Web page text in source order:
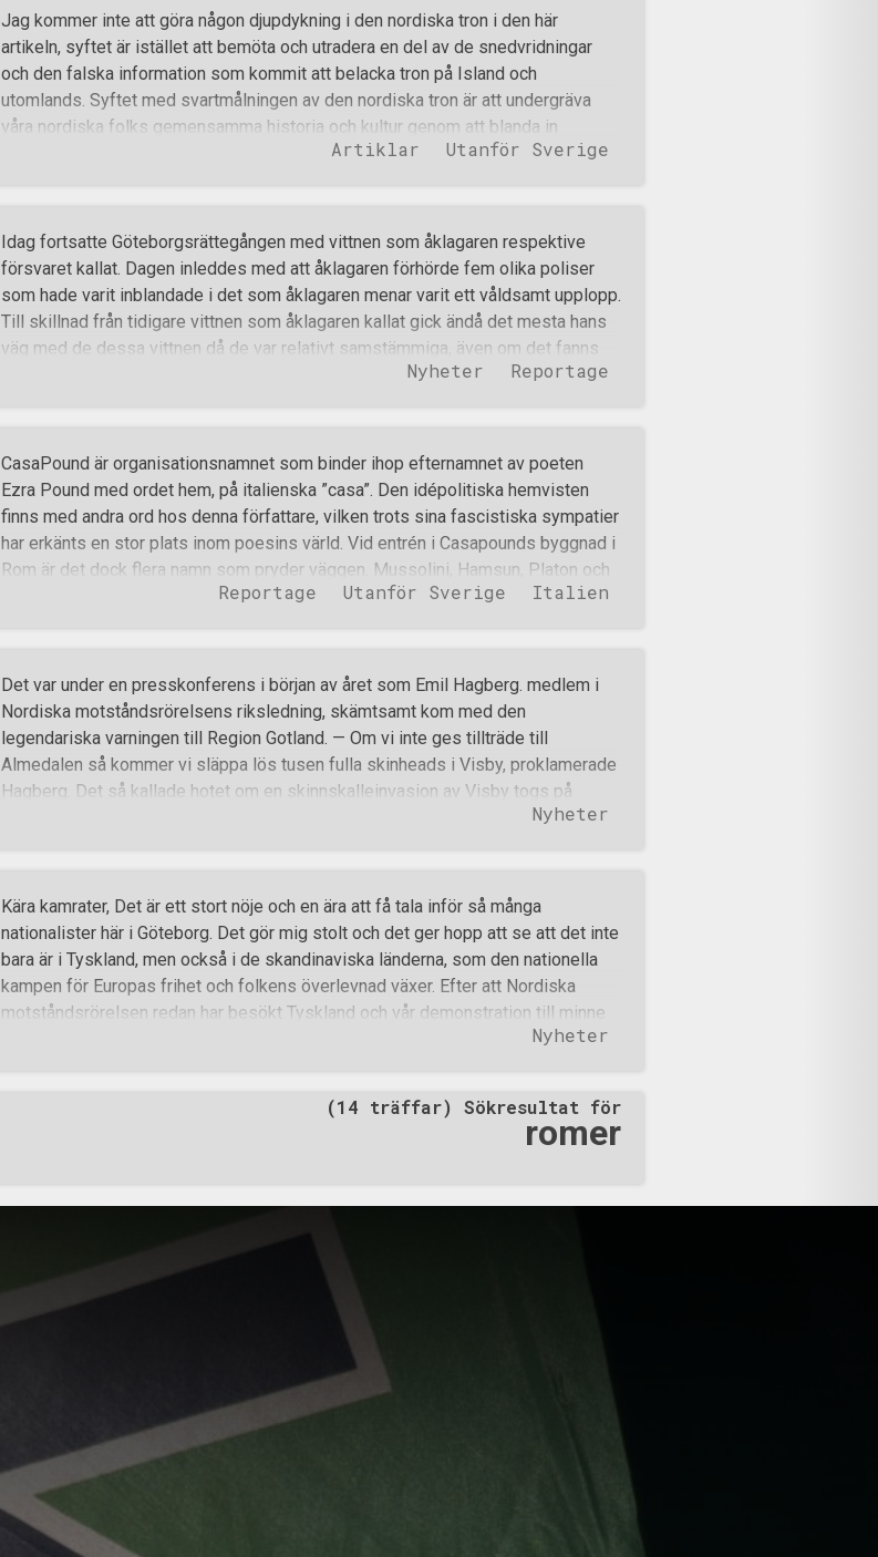
Bromölla och Kivik där de (i vart fall enligt domen) vandaliserat ett minnesmärke
för romer. Faktaskyltar bröts loss och märket sprayades med orden ”Nej ut”. Vid
märket placerades en skylt med texten ”Här borde det stått en staty tillägnad
det nordiska folket” med en Tyrruna nedsatt i marken. Ja, det är olagligt med
vandalisering. Men det är fortfarande mo
Jag kommer inte att göra någon djupdykning i den nordiska tron i den här
artikeln, syftet är istället att bemöta och utradera en del av de snedvridningar
och den falska information som kommit att belacka tron på Island och
utomlands. Syftet med svartmålningen av den nordiska tron är att undergräva
våra nordiska folks gemensamma historia och kultur genom att blanda in
element av kulturmarxistiskt hjärntvätt. Mycket är skrivet om de nordiska
finns fortfarande också en del saker som är oklara. De flesta känner antagligen
till att nordiska människor från vikingatiden trodde på asarna, mindre känt är
kanske att också deras släktingar i de germanska stammarna trott på samma
gudar i århundraden – kanske rent av årtusenden. Oden hette där Wotan och Tor
hette Donnar. De germanska stammarna blev tvångskristnade genom
Artiklar Utanför Sverige
Idag fortsatte Göteborgsrättegången med vittnen som åklagaren respektive
försvaret kallat. Dagen inleddes med att åklagaren förhörde fem olika poliser
som hade varit inblandade i det som åklagaren menar varit ett våldsamt upplopp.
Till skillnad från tidigare vittnen som åklagaren kallat gick ändå det mesta hans
väg med de dessa vittnen då de var relativt samstämmiga, även om det fanns
avvikelser i hur mycket våld poliserna fick motstå. Dessa vittnen fick också se
helt plötsligt hade attackerat en sköldbärare mot halspartiet, något som vi skrev
om under gårdagen. Hans kollegor gjorde dock gällande att han först blev
attackerad, men åsikterna går isär om hur det skedde. En av dem menade att han
blev attackerad med en fana som stöttes mot honom och en annan sade att han
blev bortryckt med handen. Inget av detta kan dock ses på filme
Nyheter Reportage
CasaPound är organisationsnamnet som binder ihop efternamnet av poeten
Ezra Pound med ordet hem, på italienska ”casa”. Den idépolitiska hemvisten
finns med andra ord hos denna författare, vilken trots sina fascistiska sympatier
har erkänts en stor plats inom poesins värld. Vid entrén i Casapounds byggnad i
Rom är det dock flera namn som pryder väggen. Mussolini, Hamsun, Platon och
Nietzsche är exempelvis några som dekorerar hallen. Det är personer som fört
mindre delegation från Nordiska motståndsrörelsen samt ett tjugotal tyskar från
organisationen Der Dritte Weg. Han berättar om CasaPounds symbolik, idéer
och hur olika delar av byggnaden används i den politiska verksamheten. Huset
som är flera våningar högt ockuperades av CasaPound under juldagarna år 2003.
Det var en av olika övergivna hus där inflyttade personer har rätt till ett boend
Reportage Utanför Sverige Italien
Det var under en presskonferens i början av året som Emil Hagberg. medlem i
Nordiska motståndsrörelsens riksledning, skämtsamt kom med den
legendariska varningen till Region Gotland. — Om vi inte ges tillträde till
Almedalen så kommer vi släppa lös tusen fulla skinheads i Visby, proklamerade
Hagberg. Det så kallade hotet om en skinnskalleinvasion av Visby togs på
största allvar, både av lögnpressen och av Region Gotland som via gotländsk
Motståndsrörelsens medverkan i politikerveckan genom att boka hela
Almedalen före, under och efter evenemanget. Detta trots att flera experter,
inklusive regionstyrelsens egna jurister, låtit meddela att det bryter mot
grundlagen och inte skulle hålla i en domstol. Hysterin har dessutom i dagarna
nått nya nivåer i och med en ledare i Uppsala Nya Tidning (UNT). Det är Maria
Nyheter
Kära kamrater, Det är ett stort nöje och en ära att få tala inför så många
nationalister här i Göteborg. Det gör mig stolt och det ger hopp att se att det inte
bara är i Tyskland, men också i de skandinaviska länderna, som den nationella
kampen för Europas frihet och folkens överlevnad växer. Efter att Nordiska
motståndsrörelsen redan har besökt Tyskland och vår demonstration till minne
av de allierade krigsförbrytelserna i Würzburg kunde vi idag följa er inbjudan och
På svenska står det för ”den tredje vägen”. Vi är fortfarande en väldigt ung
organisation och grundades 2013. Partiet är en nationell, revolutionär och
Nyheter
(14 träffar) Sökresultat för
romer